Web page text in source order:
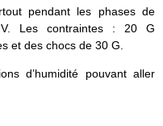
pendant les phases de
Les contraintes : 20 G
et des chocs de 30 G.
d’humidité pouvant aller